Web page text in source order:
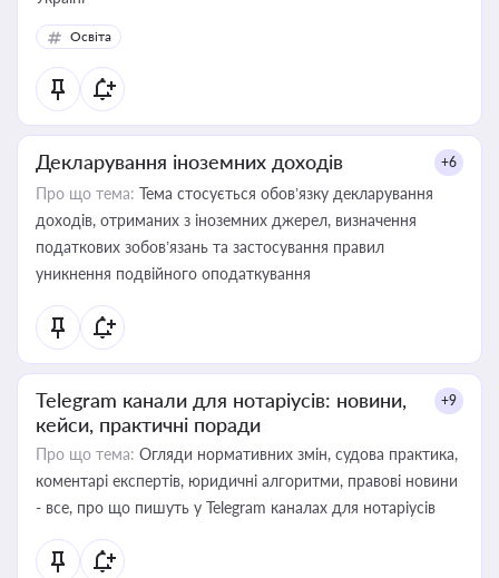
Освіта
Декларування іноземних доходів +6
Про що тема: Тема стосується обов’язку декларування
доходів, отриманих з іноземних джерел, визначення
податкових зобов’язань та застосування правил
уникнення подвійного оподаткування
Telegram канали для нотаріусів: новини,
кейси, практичні поради
+9
Про що тема: Огляди нормативних змін, судова практика,
коментарі експертів, юридичні алгоритми, правові новини
- все, про що пишуть у Telegram каналах для нотаріусів